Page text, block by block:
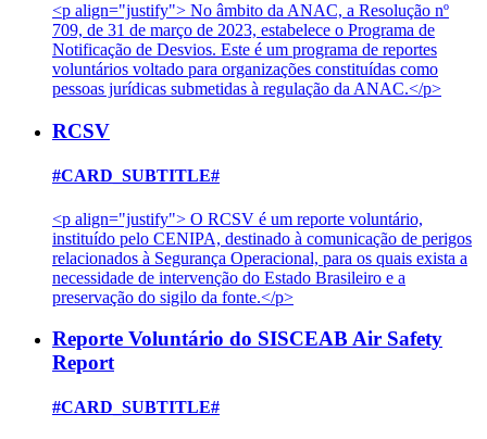
<p align="justify"> No âmbito da ANAC, a Resolução nº
709, de 31 de março de 2023, estabelece o Programa de
Notificação de Desvios. Este é um programa de reportes
voluntários voltado para organizações constituídas como
pessoas jurídicas submetidas à regulação da ANAC.</p>
RCSV
#CARD_SUBTITLE#
<p align="justify"> O RCSV é um reporte voluntário,
instituído pelo CENIPA, destinado à comunicação de perigos
relacionados à Segurança Operacional, para os quais exista a
necessidade de intervenção do Estado Brasileiro e a
preservação do sigilo da fonte.</p>
Reporte Voluntário do SISCEAB Air Safety
Report
#CARD_SUBTITLE#